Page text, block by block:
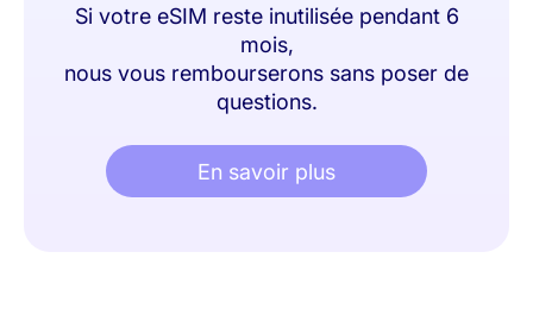
Si votre eSIM reste inutilisée pendant 6
mois,
nous vous rembourserons sans poser de
questions.
En savoir plus